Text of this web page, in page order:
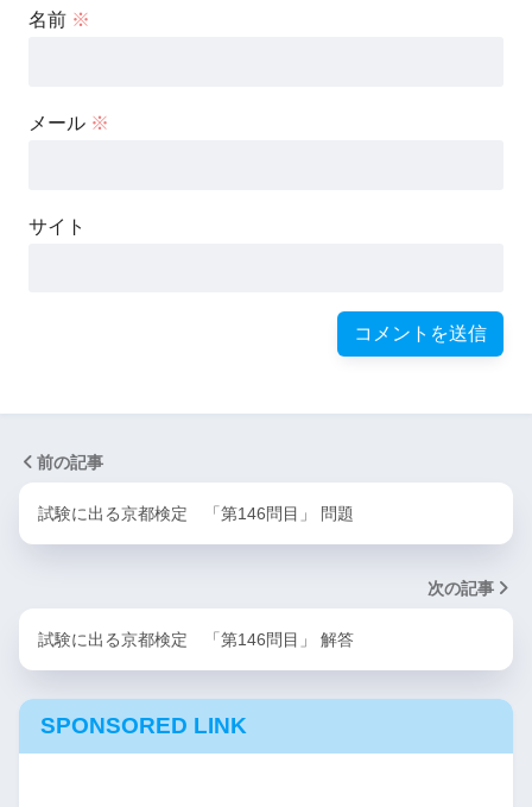
名前 ※
メール ※
サイト
前の記事
試験に出る京都検定 「第146問目」 問題
次の記事
試験に出る京都検定 「第146問目」 解答
SPONSORED LINK